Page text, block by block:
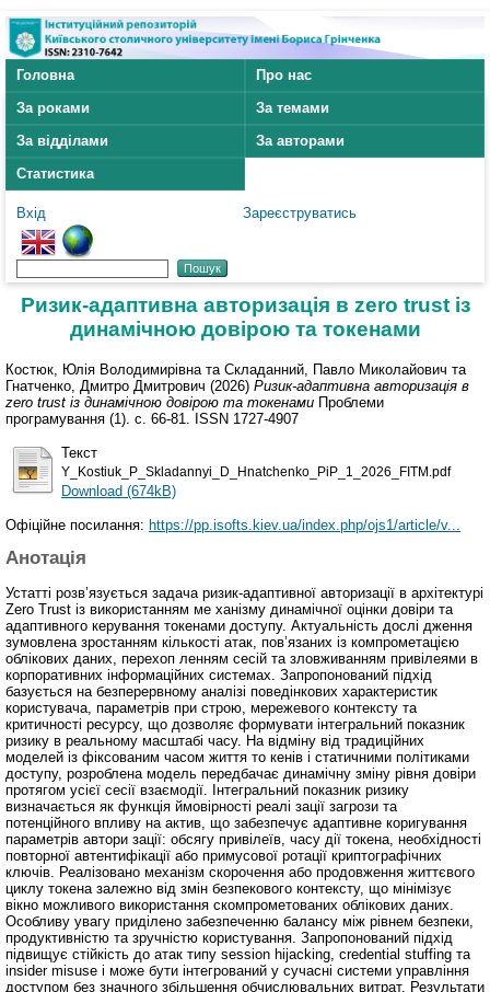
Головна
Про нас
За роками
За темами
За відділами
За авторами
Статистика
Вхід Зареєструватись
Ризик-адаптивна авторизація в zero trust із
динамічною довірою та токенами
Костюк, Юлія Володимирівна та Складанний, Павло Миколайович та
Гнатченко, Дмитро Дмитрович (2026) Ризик-адаптивна авторизація в
zero trust із динамічною довірою та токенами Проблеми
програмування (1). с. 66-81. ISSN 1727-4907
Текст
Y_Kostiuk_P_Skladannyi_D_Hnatchenko_PiP_1_2026_FITM.pdf
Download (674kB)
Офіційне посилання: https://pp.isofts.kiev.ua/index.php/ojs1/article/v...
Анотація
Устатті розв’язується задача ризик-адаптивної авторизації в архітектурі
Zero Trust із використанням ме ханізму динамічної оцінки довіри та
адаптивного керування токенами доступу. Актуальність дослі дження
зумовлена зростанням кількості атак, пов’язаних із компрометацією
облікових даних, перехоп ленням сесій та зловживанням привілеями в
корпоративних інформаційних системах. Запропонований підхід
базується на безперервному аналізі поведінкових характеристик
користувача, параметрів при строю, мережевого контексту та
критичності ресурсу, що дозволяє формувати інтегральний показник
ризику в реальному масштабі часу. На відміну від традиційних
моделей із фіксованим часом життя то кенів і статичними політиками
доступу, розроблена модель передбачає динамічну зміну рівня довіри
протягом усієї сесії взаємодії. Інтегральний показник ризику
визначається як функція ймовірності реалі зації загрози та
потенційного впливу на актив, що забезпечує адаптивне коригування
параметрів автори зації: обсягу привілеїв, часу дії токена, необхідності
повторної автентифікації або примусової ротації криптографічних
ключів. Реалізовано механізм скорочення або продовження життєвого
циклу токена залежно від змін безпекового контексту, що мінімізує
вікно можливого використання скомпрометованих облікових даних.
Особливу увагу приділено забезпеченню балансу між рівнем безпеки,
продуктивністю та зручністю користування. Запропонований підхід
підвищує стійкість до атак типу session hijacking, credential stuffing та
insider misuse і може бути інтегрований у сучасні системи управління
доступом без значного збільшення обчислювальних витрат. Результати